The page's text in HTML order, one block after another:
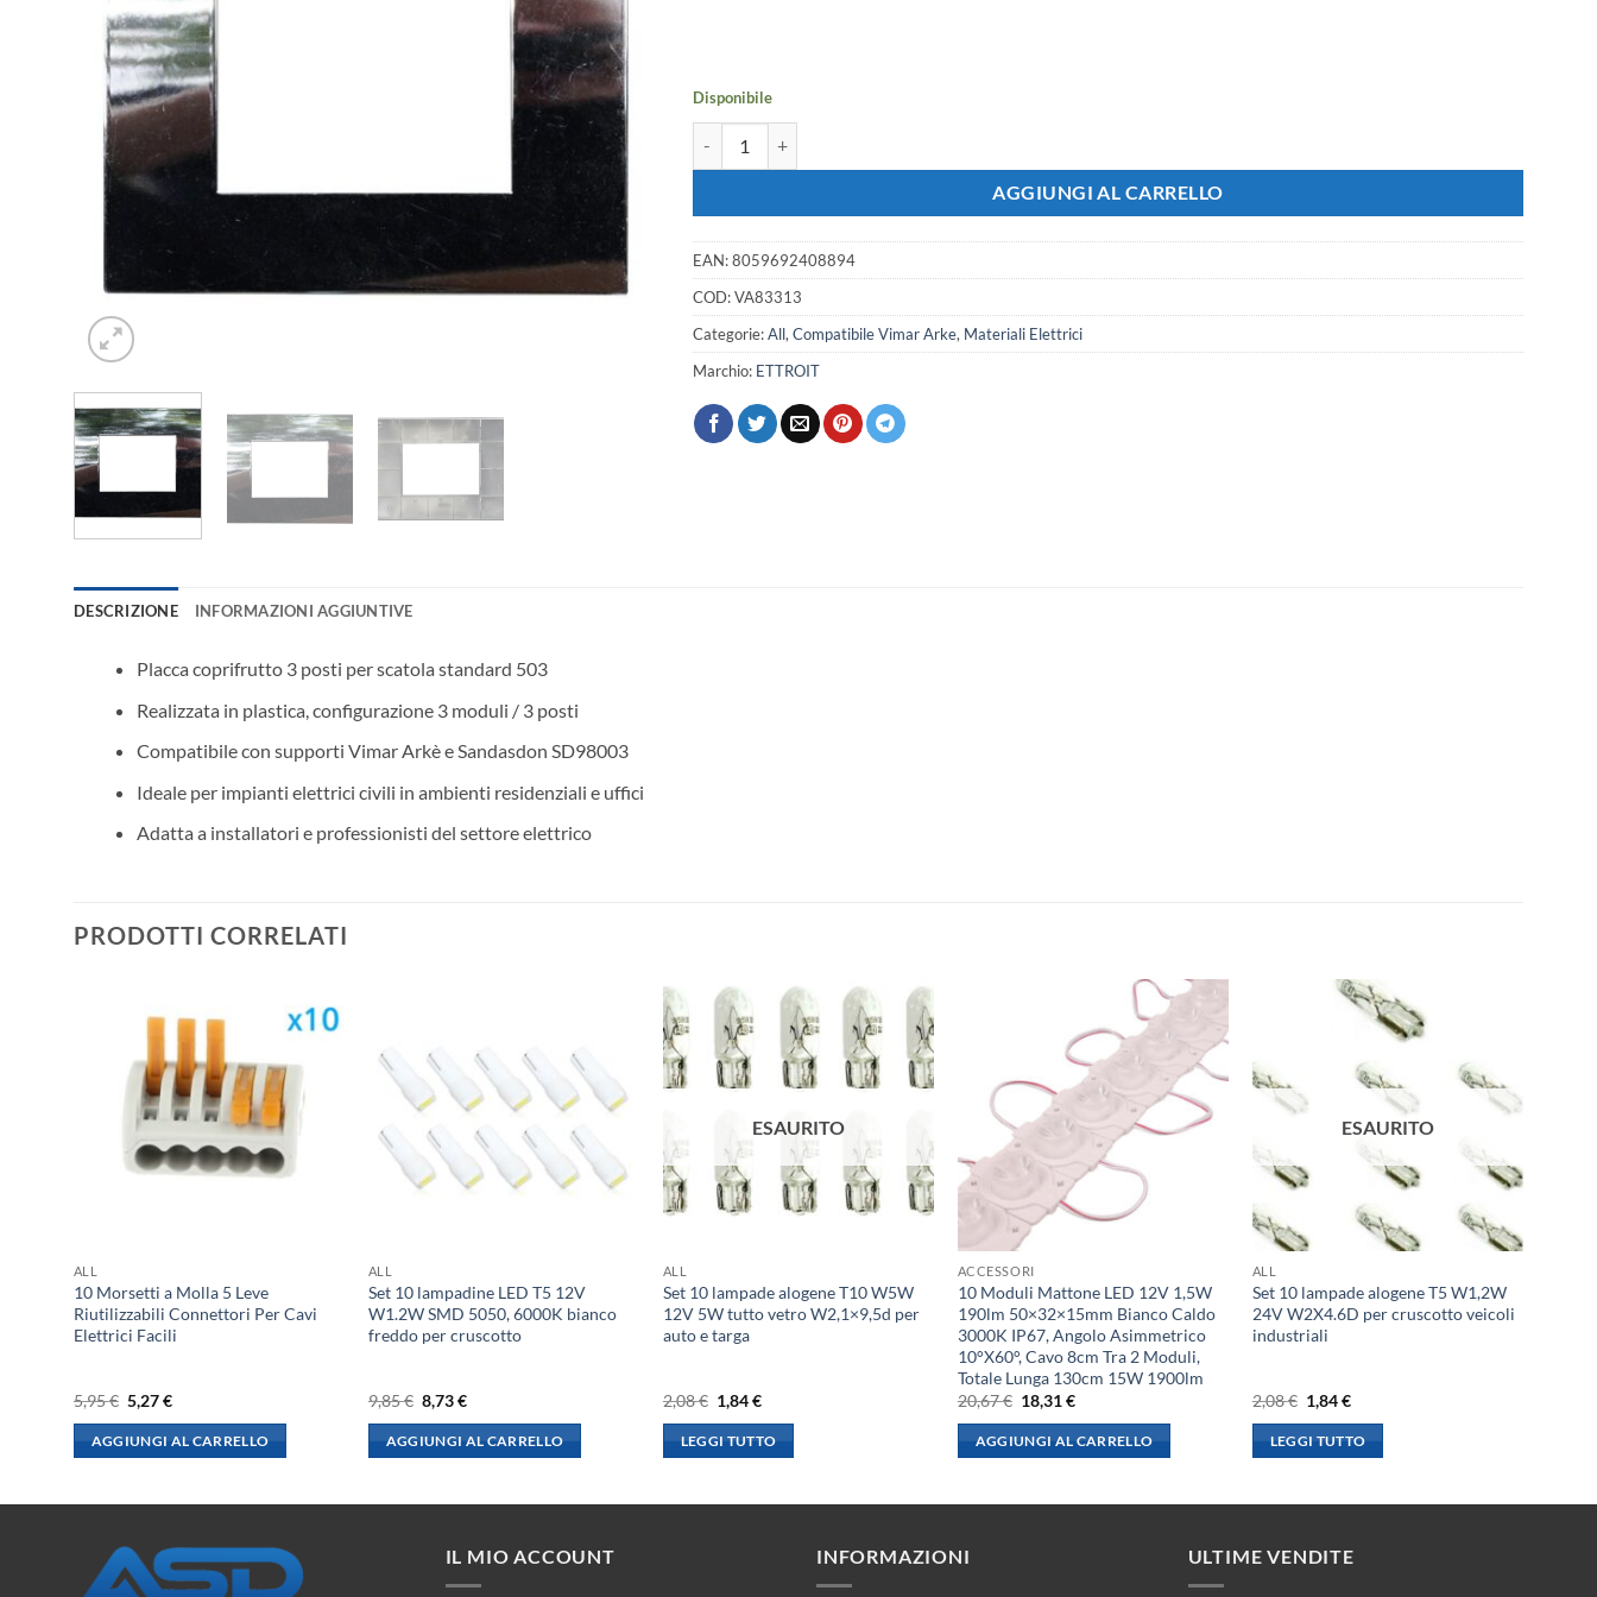
prezzo
Disponibile
AGGIUNGI AL CARRELLO
EAN:8059692408894
COD:VA83313
Categorie:All, Compatibile Vimar Arke, Materiali Elettrici
Marchio: ETTROIT
DESCRIZIONE INFORMAZIONI AGGIUNTIVE
Placca coprifrutto 3 posti per scatola standard 503
Realizzata in plastica, configurazione 3 moduli / 3 posti
Compatibile con supporti Vimar Arkè e Sandasdon SD98003
Ideale per impianti elettrici civili in ambienti residenziali e uffici
Adatta a installatori e professionisti del settore elettrico
PRODOTTI CORRELATI
ALL
10 Morsetti a Molla 5 Leve
Riutilizzabili Connettori Per Cavi
Elettrici Facili
5,95€ Il
prezzo
originale
era:
5,27€Il
attuale
è:
AGGIUNGI AL CARRELLO
ALL
Set 10 lampadine LED T5 12V
W1.2W SMD 5050, 6000K bianco
freddo per cruscotto
9,85€ Il
prezzo
originale
era:
8,73€Il
attuale
è:
AGGIUNGI AL CARRELLO
ESAURITO
ALL
Set 10 lampade alogene T10 W5W
12V 5W tutto vetro W2,1×9,5d per
auto e targa
2,08€ Il
prezzo
originale
era:
1,84€Il
attuale
è:
LEGGI TUTTO
ACCESSORI
10 Moduli Mattone LED 12V 1,5W
190lm 50×32×15mm Bianco Caldo
3000K IP67, Angolo Asimmetrico
10°X60°, Cavo 8cm Tra 2 Moduli,
Totale Lunga 130cm 15W 1900lm
20,67€ Il
prezzo
originale
era:
18,31€Il
attuale
è:
AGGIUNGI AL CARRELLO
ESAURITO
ALL
Set 10 lampade alogene T5 W1,2W
24V W2X4.6D per cruscotto veicoli
industriali
2,08€ Il
prezzo
originale
era:
1,84€Il
attuale
è:
LEGGI TUTTO
IL MIO ACCOUNT INFORMAZIONI ULTIME VENDITE